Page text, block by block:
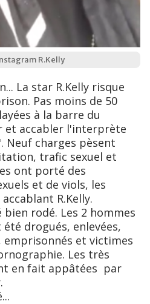
R.Kelly
Pas moins de 50
à la barre du
et accabler l'interprète
Neuf charges pèsent
trafic sexuel et
ont porté des
et de viols, les
R.Kelly.
rodé. Les 2 hommes
drogués, enlevées,
emprisonnés et victimes
Les très
en fait appâtées par